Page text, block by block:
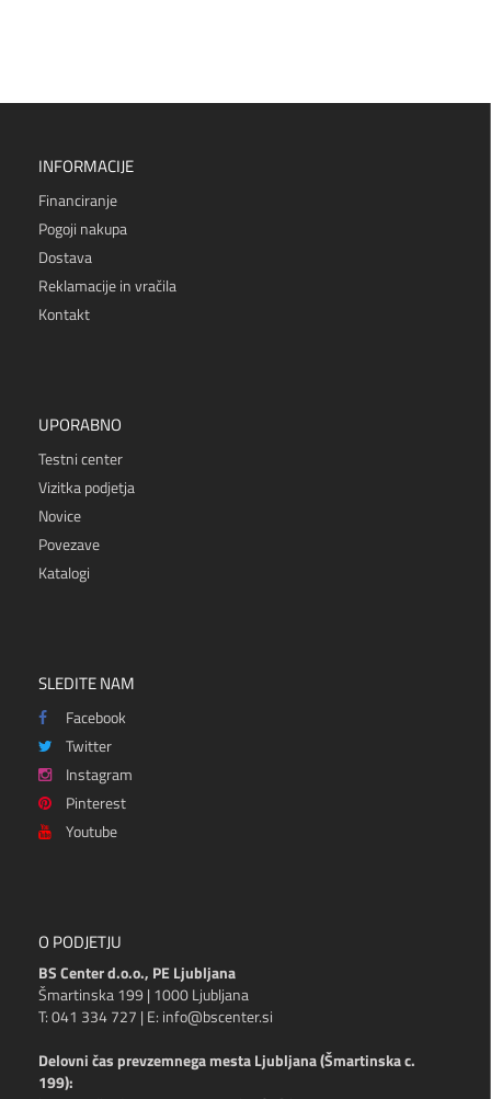
INFORMACIJE
Financiranje
Pogoji nakupa
Dostava
Reklamacije in vračila
Kontakt
UPORABNO
Testni center
Vizitka podjetja
Novice
Povezave
Katalogi
SLEDITE NAM
Facebook
Twitter
Instagram
Pinterest
Youtube
O PODJETJU
BS Center d.o.o., PE Ljubljana
Šmartinska 199 | 1000 Ljubljana
T: 041 334 727 | E: info@bscenter.si
Delovni čas prevzemnega mesta Ljubljana (Šmartinska c.
199):